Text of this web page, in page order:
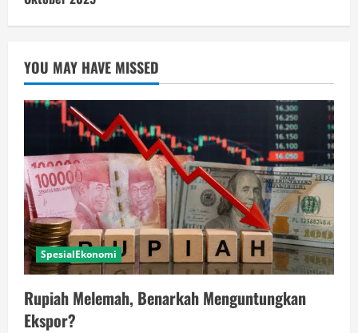
YOU MAY HAVE MISSED
SpesialEkonomi
Rupiah Melemah, Benarkah Menguntungkan
Ekspor?